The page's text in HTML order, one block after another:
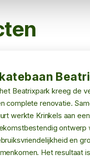
Beatrixpark kreeg de
complete renovatie.
werkte Krinkels aan
ontwerp
en
Het resultaat